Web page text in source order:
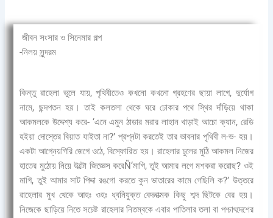
জীবন সংসার ও সিনেমার গল্প
-নিলয় সুন্দরম
কিন্তু রাহেলা ভুলে যায়, পৃথিবীতেও কখনো কখনো গ্রহণের ছায়া লাগে, দুর্যোগ
নামে, ছন্দপতন হয়। তাই কলতলা থেকে ঘরে ঢোকার পথে স্থির দাঁড়িয়ে থাকা
আকমলকে উদ্দেশ্য করে- ‘এনে এমুন ঠাডার মরার লাহান খাড়াই আচো ক্যান, রেডি
হইয়া দোস্তের বিয়াত যাইতা না?’ প্রশ্নটা করতেই তার ভাবনার পৃথিবী ল-ভ- হয়।
একটা আগ্নেয়গিরি জেগে ওঠে, বিস্ফোরিত হয়। রাহেলার চুলের মুঠি আকমল নিজের
হাতের মুঠোয় নিয়ে উল্টো জিজ্ঞেস করেÑ‘মাগি, তুই আমার লগে মশকরা করোছ? ওই
মাগি, তুই আমার সাট পিদ্দা রঙগো করতে কুন ভাতারের কামে গেছিলি ক?’ উত্তরে
রাহেলার মুখ থেকে আহঃ ওহঃ ধ্বনিযুক্ত বেদনাত্মক কিছু শব্দ ছিটকে বের হয়।
নিজেকে ছাড়িয়ে নিতে সচেষ্ট রাহেলার নিতম্বকে এবার পাতিলার তলা বা পশ্চাৎদেশের